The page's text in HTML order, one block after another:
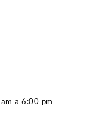
a 6:00 pm